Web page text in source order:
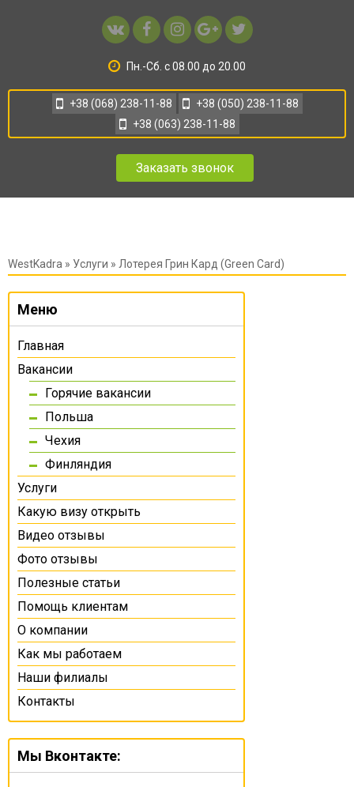
Пн.-Сб. с 08.00 до 20.00
+38 (068) 238-11-88
+38 (050) 238-11-88
+38 (063) 238-11-88
Заказать звонок
WestKadra » Услуги » Лотерея Грин Кард (Green Card)
Меню
Главная
Вакансии
Горячие вакансии
Польша
Чехия
Финляндия
Услуги
Какую визу открыть
Видео отзывы
Фото отзывы
Полезные статьи
Помощь клиентам
О компании
Как мы работаем
Наши филиалы
Контакты
Мы Вконтакте: